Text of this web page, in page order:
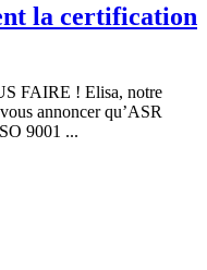
la certification
FAIRE ! Elisa, notre
annoncer qu’ASR
9001 ...